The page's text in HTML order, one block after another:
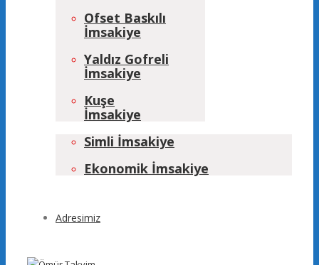
Ofset Baskılı
İmsakiye
Yaldız Gofreli
İmsakiye
Kuşe
İmsakiye
Simli İmsakiye
Ekonomik İmsakiye
Adresimiz